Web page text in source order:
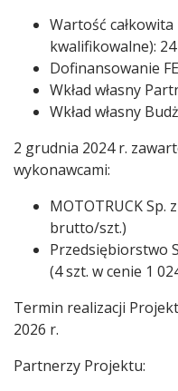
Wartość
kwalifikowalne):
Dofinansowanie
Wkład własny
Wkład własny
2 grudnia 2024 r.
wykonawcami:
MOTOTRUCK Sp.
brutto/szt.)
Przedsiębiorstwo
(4 szt. w cenie 1
Termin realizacji
2026 r.
Partnerzy Projektu: